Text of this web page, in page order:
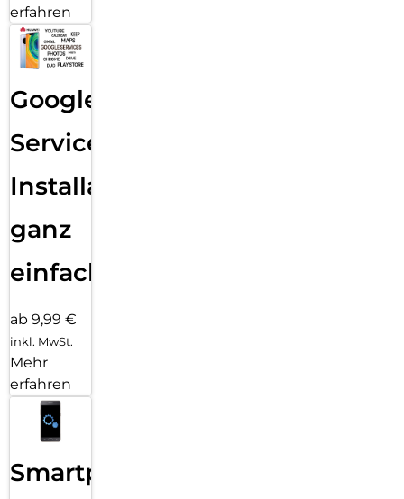
erfahren
Google
Services
Installation
ganz
einfach
ab 9,99 €
inkl. MwSt.
Mehr
erfahren
Smartphone